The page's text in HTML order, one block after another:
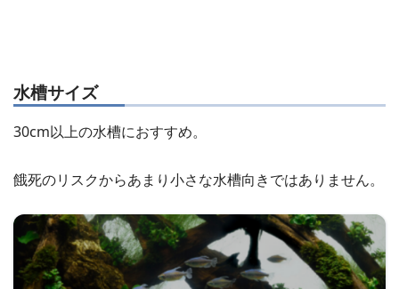
水槽サイズ
30cm以上の水槽におすすめ。
餓死のリスクからあまり小さな水槽向きではありません。